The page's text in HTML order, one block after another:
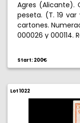
Agres (Alicante).
peseta. (T. 19 var
cartones.
000026 y 000114.
Start: 200€
Lot 1022